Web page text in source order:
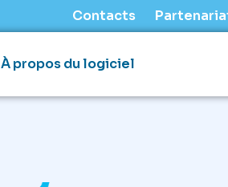
Contacts
À propos du logiciel